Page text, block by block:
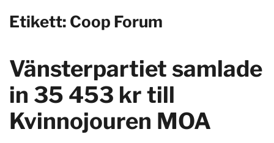
Etikett: Coop Forum
Vänsterpartiet samlade
in 35 453 kr till
Kvinnojouren MOA